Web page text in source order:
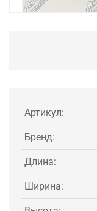
Артикул:
Бренд:
Длина:
Ширина: